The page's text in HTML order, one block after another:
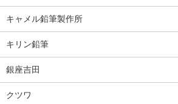
キャメル鉛筆製作所
キリン鉛筆
銀座吉田
クツワ